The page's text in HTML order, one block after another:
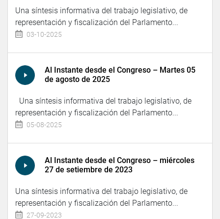
Una síntesis informativa del trabajo legislativo, de
representación y fiscalización del Parlamento...
03-10-2025
Al Instante desde el Congreso – Martes 05
de agosto de 2025
Una síntesis informativa del trabajo legislativo, de
representación y fiscalización del Parlamento...
05-08-2025
Al Instante desde el Congreso – miércoles
27 de setiembre de 2023
Una síntesis informativa del trabajo legislativo, de
representación y fiscalización del Parlamento...
27-09-2023